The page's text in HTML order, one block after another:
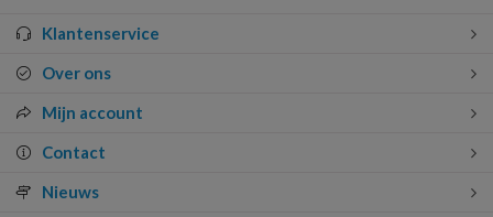
Klantenservice
Over ons
Mijn account
Contact
Nieuws